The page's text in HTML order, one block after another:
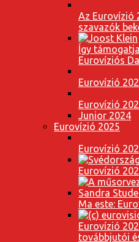
Az Eurovízió
szavazók
Így
Eurovíziós
Eurovízió
Eurovízió
Junior 2024
Eurovízió 2025
Eurovízió
Eurovízió
Ma este:
Eurovízió
továbbjutói